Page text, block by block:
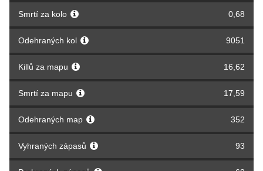
Smrtí za kolo 0,68
Odehraných kol 9051
Killů za mapu 16,62
Smrtí za mapu 17,59
Odehraných map 352
Vyhraných zápasů 93